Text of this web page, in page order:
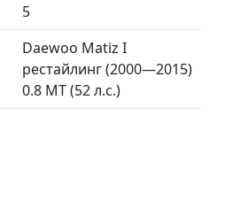
5
Daewoo Matiz I
рестайлинг (2000—2015)
0.8 MT (52 л.с.)